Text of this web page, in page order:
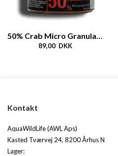
50% Crab Micro Granulate Soft
89,00 DKK
Kontakt
AquaWildLife (AWL Aps)
Kasted Tværvej 24, 8200 Århus N
Lager: